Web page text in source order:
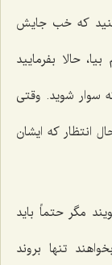
کنید که خب جایش
حالا بفرمایید
سوار شوید. وقتی
انتظار که ایشان
مگر حتماً باید
تنها بروند